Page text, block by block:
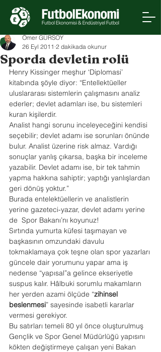
Sporda devletin rolü
Ömer GÜRSOY
26 Eyl 2011 2 dakikada okunur
Henry Kissinger meşhur ‘Diplomasi’
kitabında şöyle diyor: “Entellektüeller
uluslararası sistemlerin çalışmasını analiz
ederler; devlet adamları ise, bu sistemleri
kuran kişilerdir.
Analist hangi sorunu inceleyeceğini kendisi
seçebilir; devlet adamı ise sorunları önünde
bulur. Analist üzerine risk almaz. Vardığı
sonuçlar yanlış çıkarsa, başka bir inceleme
yazabilir. Devlet adamı ise, bir tek tahmin
yapma hakkına sahiptir; yaptığı yanlışlardan
geri dönüş yoktur.”
Burada entelektüellerin ve analistlerin
yerine gazeteci-yazar, devlet adamı yerine
de  Spor Bakanı’nı koyunuz!
Sırtında yumurta küfesi taşımayan ve
başkasının omzundaki davulu
tokmaklamaya çok teşne olan spor yazarları
güncele dair yorumunu yapar ama iş
nedense “yapısal”a gelince ekseriyetle
suspus kalır. Hâlbuki sorumlu makamların
her yerden azami ölçüde “zihinsel
beslenmesi” sayesinde isabetli kararlar
vermesi gerekiyor.
Bu satırları temeli 80 yıl önce oluşturulmuş
Gençlik ve Spor Genel Müdürlüğü yapısını
kökten değiştirmeye çalışan yeni Bakan